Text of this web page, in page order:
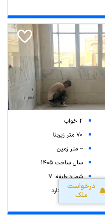
درخواست
ملک
2 خواب
70 متر زیربنا
-- متر زمین
سال ساخت 1405
شماره طبقه: 7
آسانسور: دارد